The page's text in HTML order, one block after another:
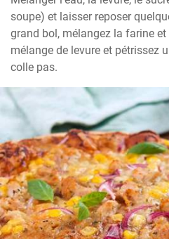
soupe) et laisser reposer
grand bol, mélangez la farine
mélange de levure et pétrissez
colle pas.